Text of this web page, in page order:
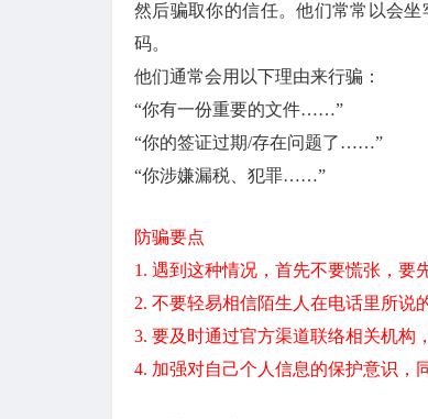
然后骗取你的信任。他们常常以会
码。
他们通常会用以下理由来行骗：
“你有一份重要的文件……”
“你的签证过期/存在问题了……”
“你涉嫌漏税、犯罪……”
防骗要点
1. 遇到这种情况，首先不要慌张，要
2. 不要轻易相信陌生人在电话里所说
3. 要及时通过官方渠道联络相关机构
4. 加强对自己个人信息的保护意识，